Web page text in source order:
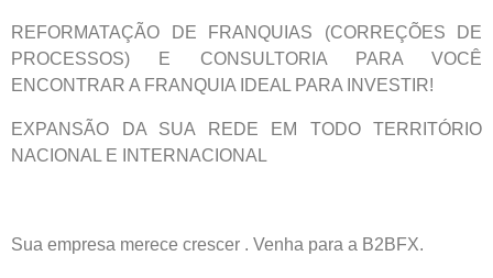
REFORMATAÇÃO DE FRANQUIAS (CORREÇÕES DE
PROCESSOS) E CONSULTORIA PARA VOCÊ
ENCONTRAR A FRANQUIA IDEAL PARA INVESTIR!
EXPANSÃO DA SUA REDE EM TODO TERRITÓRIO
NACIONAL E INTERNACIONAL
Sua empresa merece crescer . Venha para a B2BFX.